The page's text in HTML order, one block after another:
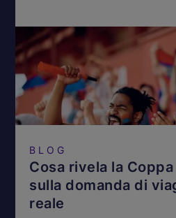
BLOG
Cosa rivela la
sulla domanda di
reale